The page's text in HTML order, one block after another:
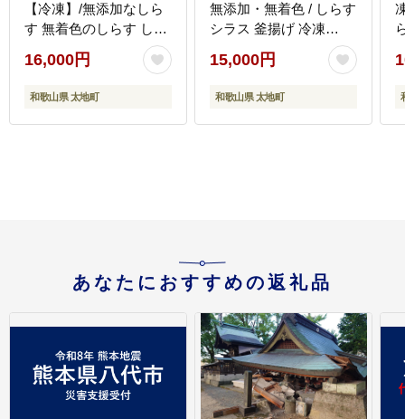
【冷凍】/無添加なしら
す 無着色のしらす しら
す シラス 釜揚げのしら
す 小分けできるしらす
冷凍のしらす
16,000円
和歌山県 太地町
無添加・無着色 / しらす
シラス 釜揚げ 冷凍
【mar112】
15,000円
和歌山県 太地町
あなたにおすすめの返礼品